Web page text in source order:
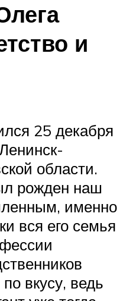
и
25 декабря
области.
рожден наш
именно
вся его семья
вкусу, ведь